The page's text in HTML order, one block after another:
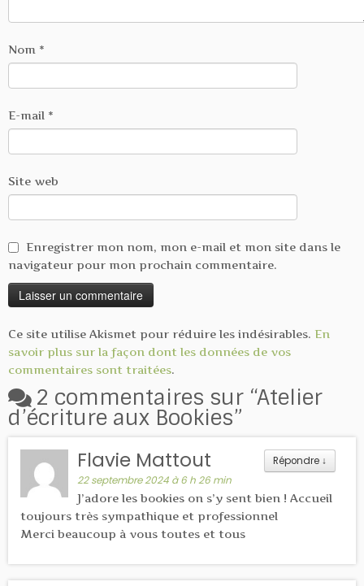
Nom *
E-mail *
Site web
Enregistrer mon nom, mon e-mail et mon site dans le
navigateur pour mon prochain commentaire.
Ce site utilise Akismet pour réduire les indésirables. En
savoir plus sur la façon dont les données de vos
commentaires sont traitées.
2 commentaires sur “Atelier
d’écriture aux Bookies”
Répondre ↓
Flavie Mattout
22 septembre 2024 à 6 h 26 min
J’adore les bookies on s’y sent bien ! Accueil
toujours très sympathique et professionnel
Merci beaucoup à vous toutes et tous